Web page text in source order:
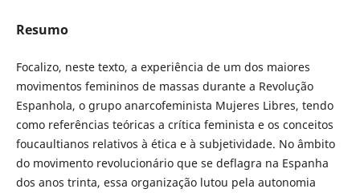
Resumo
Focalizo, neste texto, a experiência de um dos maiores
movimentos femininos de massas durante a Revolução
Espanhola, o grupo anarcofeminista Mujeres Libres, tendo
como referências teóricas a crítica feminista e os conceitos
foucaultianos relativos à ética e à subjetividade. No âmbito
do movimento revolucionário que se deflagra na Espanha
dos anos trinta, essa organização lutou pela autonomia